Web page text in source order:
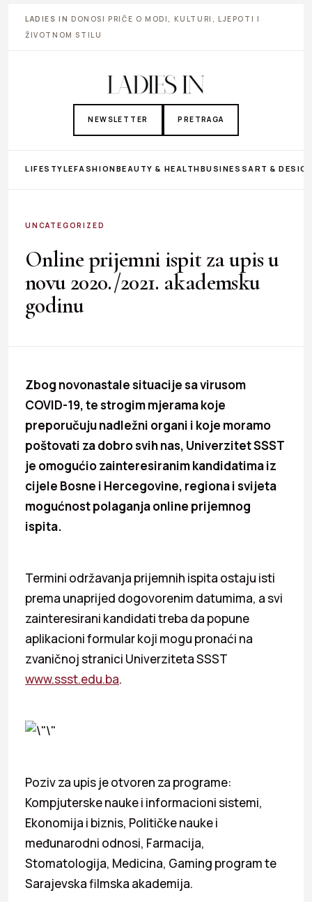
LADIES IN DONOSI PRIČE O MODI, KULTURI, LJEPOTI I
ŽIVOTNOM STILU
NEWSLETTER PRETRAGA
LIFESTYLEFASHIONBEAUTY & HEALTHBUSINESS ART &
UNCATEGORIZED
Online prijemni ispit za upis u
novu 2020./2021. akademsku
godinu
Zbog novonastale situacije sa virusom
COVID-19, te strogim mjerama koje
preporučuju nadležni organi i koje moramo
poštovati za dobro svih nas, Univerzitet SSST
je omogućio zainteresiranim kandidatima iz
cijele Bosne i Hercegovine, regiona i svijeta
mogućnost polaganja online prijemnog
ispita.
Termini održavanja prijemnih ispita ostaju isti
prema unaprijed dogovorenim datumima, a svi
zainteresirani kandidati treba da popune
aplikacioni formular koji mogu pronaći na
zvaničnoj stranici Univerziteta SSST
www.ssst.edu.ba.
Poziv za upis je otvoren za programe:
Kompjuterske nauke i informacioni sistemi,
Ekonomija i biznis, Političke nauke i
međunarodni odnosi, Farmacija,
Stomatologija, Medicina, Gaming program te
Sarajevska filmska akademija.